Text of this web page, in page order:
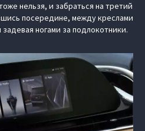
нельзя, и забраться на третий
посередине, между креслами
ногами за подлокотники.